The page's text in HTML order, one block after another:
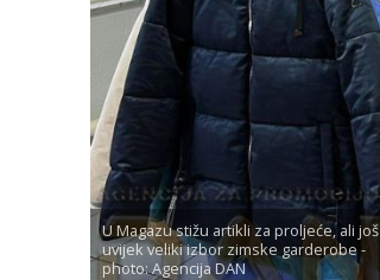
U Magazu stižu artikli za proljeće, ali još
uvijek veliki izbor zimske garderobe -
photo: Agencija DAN